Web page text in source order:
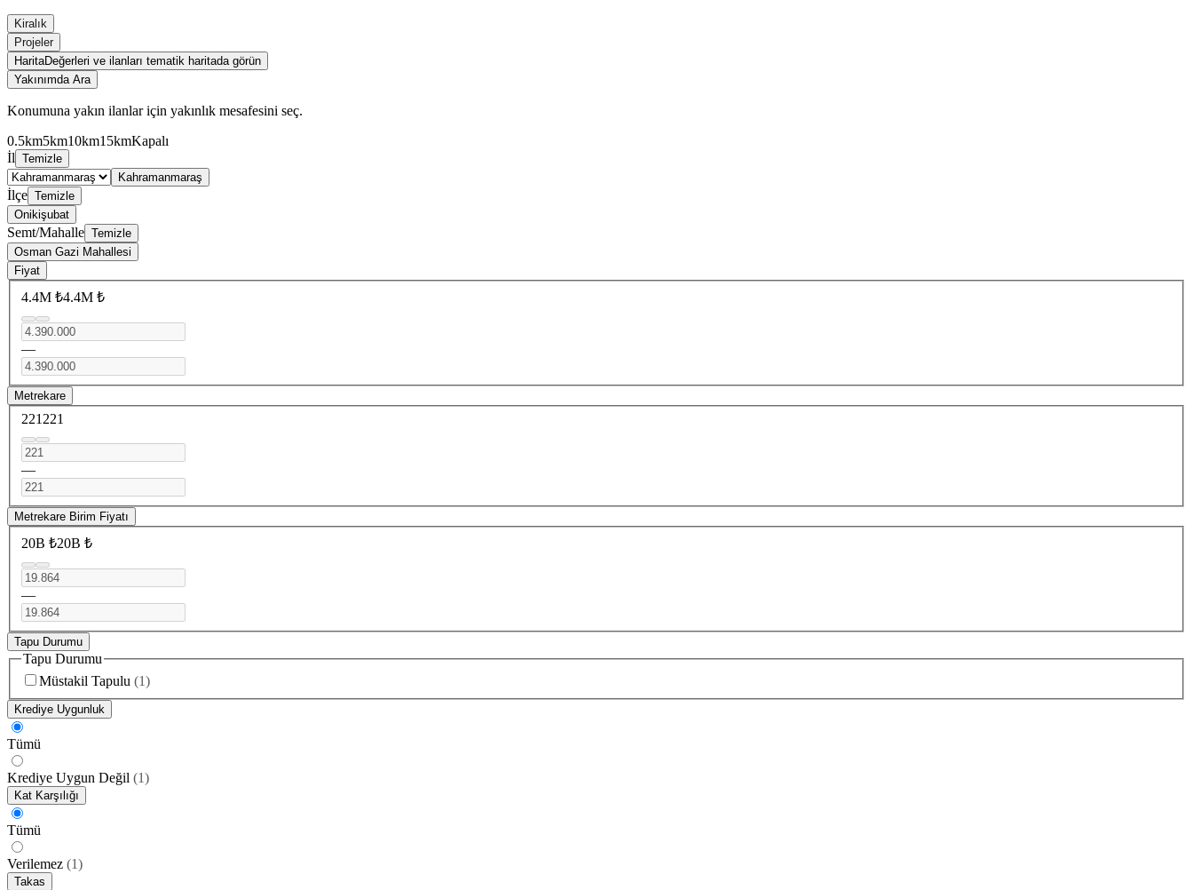
Kiralık
Projeler
HaritaDeğerleri ve ilanları tematik haritada görün
Yakınımda Ara
Konumuna yakın ilanlar için yakınlık mesafesini seç.
0.5km5km10km15kmKapalı
İl Temizle
Kahramanmaraş
İlçe Temizle
Onikişubat
Semt/Mahalle Temizle
Osman Gazi Mahallesi
Fiyat
4.4M ₺4.4M ₺
—
Metrekare
221 221
—
Metrekare Birim Fiyatı
20B ₺20B ₺
—
Tapu Durumu
Tapu Durumu
Müstakil Tapulu (1)
Krediye Uygunluk
Tümü
Krediye Uygun Değil (1)
Kat Karşılığı
Tümü
Verilemez (1)
Takas